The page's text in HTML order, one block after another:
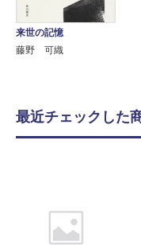
来世の記憶
藤野 可織
最近チェックした